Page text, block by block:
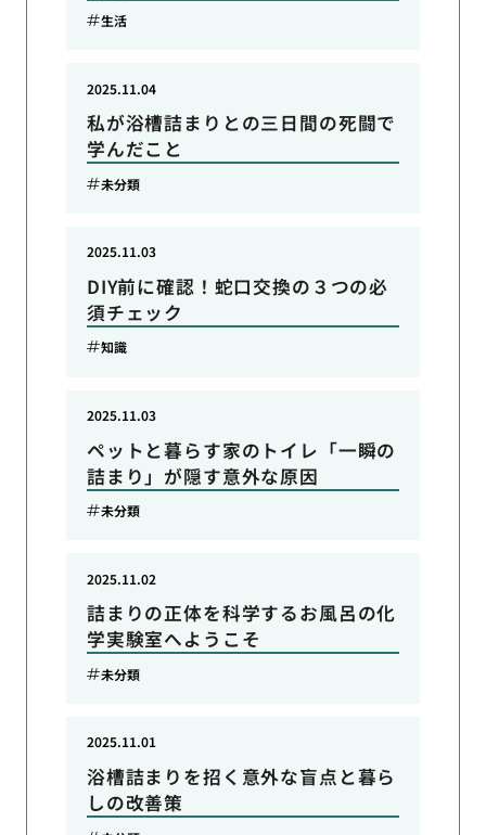
生活
私が浴槽詰まりとの三日間の死闘で
学んだこと
2025.11.04
未分類
DIY前に確認！蛇口交換の３つの必
須チェック
2025.11.03
知識
ペットと暮らす家のトイレ「一瞬の
詰まり」が隠す意外な原因
2025.11.03
未分類
詰まりの正体を科学するお風呂の化
学実験室へようこそ
2025.11.02
未分類
浴槽詰まりを招く意外な盲点と暮ら
しの改善策
2025.11.01